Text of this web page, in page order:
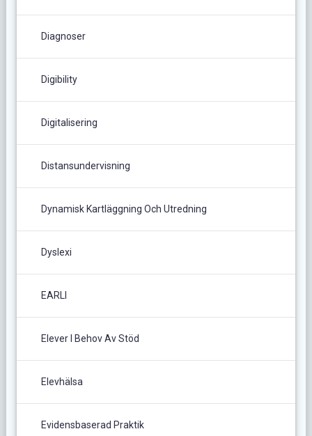
Diagnoser
Digibility
Digitalisering
Distansundervisning
Dynamisk Kartläggning Och Utredning
Dyslexi
EARLI
Elever I Behov Av Stöd
Elevhälsa
Evidensbaserad Praktik